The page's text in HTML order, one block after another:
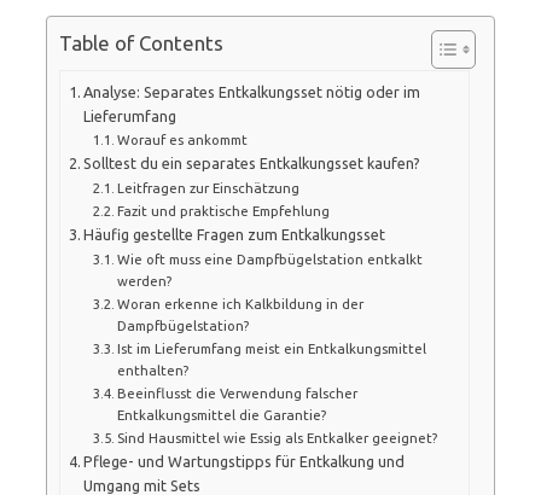
Table of Contents
Analyse: Separates Entkalkungsset nötig oder im
Lieferumfang
Worauf es ankommt
Solltest du ein separates Entkalkungsset kaufen?
Leitfragen zur Einschätzung
Fazit und praktische Empfehlung
Häufig gestellte Fragen zum Entkalkungsset
Wie oft muss eine Dampfbügelstation entkalkt
werden?
Woran erkenne ich Kalkbildung in der
Dampfbügelstation?
Ist im Lieferumfang meist ein Entkalkungsmittel
enthalten?
Beeinflusst die Verwendung falscher
Entkalkungsmittel die Garantie?
Sind Hausmittel wie Essig als Entkalker geeignet?
Pflege- und Wartungstipps für Entkalkung und
Umgang mit Sets